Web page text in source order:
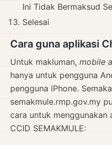
Ini Tidak Bermaksud
Selesai
Cara guna aplikasi
Untuk makluman, mobile
hanya untuk pengguna
pengguna iPhone.
semakmule.rmp.gov.my
cara untuk menggunakan
CCID SEMAKMULE: